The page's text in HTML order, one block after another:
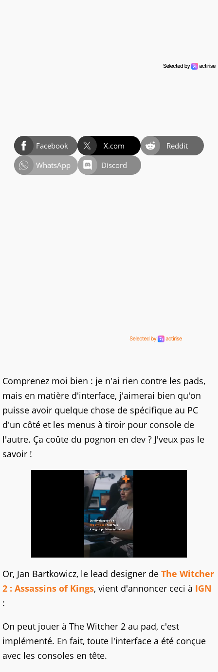
Facebook X.com
Reddit
WhatsApp
Discord
Comprenez moi bien : je n'ai rien contre les pads,
mais en matière d'interface, j'aimerai bien qu'on
puisse avoir quelque chose de spécifique au PC
d'un côté et les menus à tiroir pour console de
l'autre. Ça coûte du pognon en dev ? J'veux pas le
savoir !
Or, Jan Bartkowicz, le lead designer de The Witcher
2 : Assassins of Kings, vient d'annoncer ceci à IGN
:
On peut jouer à The Witcher 2 au pad, c'est
implémenté. En fait, toute l'interface a été conçue
avec les consoles en tête.